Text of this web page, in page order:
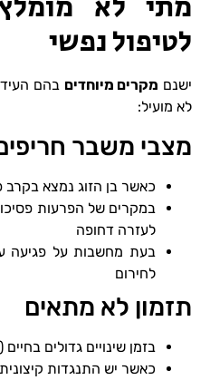
לטיפול נפשי
ישנם מקרים מיוחדים בהם
לא מועיל:
מצבי משבר
כאשר בן הזוג נמצא בקרב
במקרים של הפרעות
לעזרה דחופה
בעת מחשבות על פגיעה
לחירום
תזמון לא מתאים
בזמן שינויים גדולים
כאשר יש התנגדות